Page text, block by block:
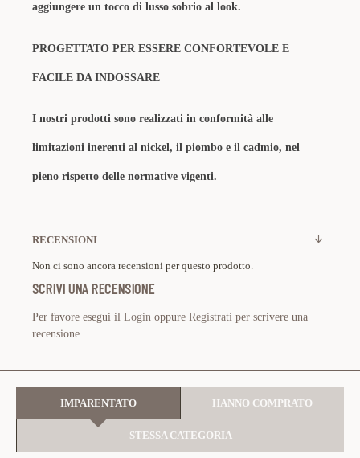
aggiungere un tocco di lusso sobrio​ al look.
PROGETTATO PER ESSERE CONFORTEVOLE E
FACILE DA INDOSSARE
I nostri prodotti sono realizzati in conformità alle
limitazioni inerenti al nickel, il piombo e il cadmio, nel
pieno rispetto delle normative vigenti.
RECENSIONI
Non ci sono ancora recensioni per questo prodotto.
SCRIVI UNA RECENSIONE
Per favore esegui il Login oppure Registrati per scrivere una
recensione
IMPARENTATO HANNO COMPRATO
STESSA CATEGORIA